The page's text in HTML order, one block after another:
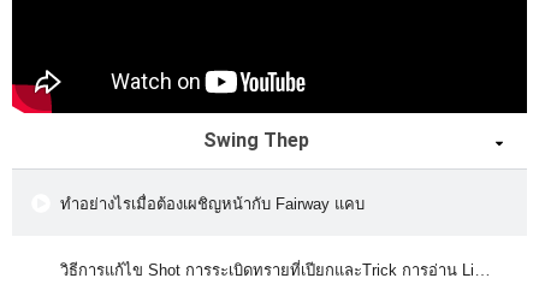
Swing Thep
ทำอย่างไรเมื่อต้องเผชิญหน้ากับ Fairway แคบ